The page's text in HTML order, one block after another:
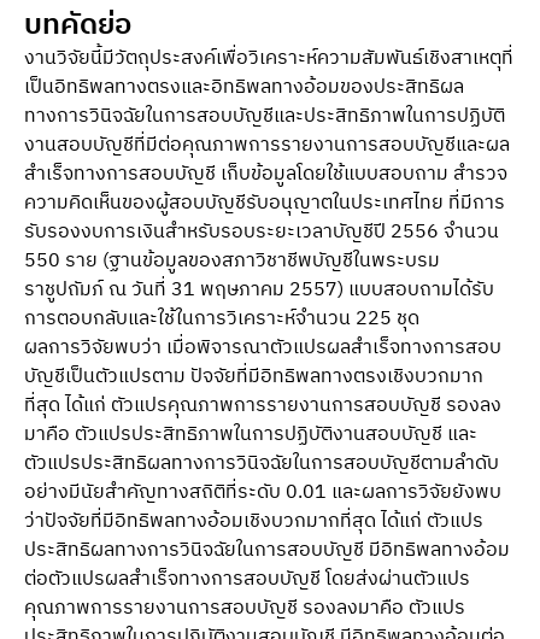
บทคัดย่อ
งานวิจัยนี้มีวัตถุประสงค์เพื่อวิเคราะห์ความสัมพันธ์เชิงสาเหตุที่
เป็นอิทธิพลทางตรงและอิทธิพลทางอ้อมของประสิทธิผล
ทางการวินิจฉัยในการสอบบัญชีและประสิทธิภาพในการปฏิบัติ
งานสอบบัญชีที่มีต่อคุณภาพการรายงานการสอบบัญชีและผล
สำเร็จทางการสอบบัญชี เก็บข้อมูลโดยใช้แบบสอบถาม สำรวจ
ความคิดเห็นของผู้สอบบัญชีรับอนุญาตในประเทศไทย ที่มีการ
รับรองงบการเงินสำหรับรอบระยะเวลาบัญชีปี 2556 จำนวน
550 ราย (ฐานข้อมูลของสภาวิชาชีพบัญชีในพระบรม
ราชูปถัมภ์ ณ วันที่ 31 พฤษภาคม 2557) แบบสอบถามได้รับ
การตอบกลับและใช้ในการวิเคราะห์จำนวน 225 ชุด
ผลการวิจัยพบว่า เมื่อพิจารณาตัวแปรผลสำเร็จทางการสอบ
บัญชีเป็นตัวแปรตาม ปัจจัยที่มีอิทธิพลทางตรงเชิงบวกมาก
ที่สุด ได้แก่ ตัวแปรคุณภาพการรายงานการสอบบัญชี รองลง
มาคือ ตัวแปรประสิทธิภาพในการปฏิบัติงานสอบบัญชี และ
ตัวแปรประสิทธิผลทางการวินิจฉัยในการสอบบัญชีตามลำดับ
อย่างมีนัยสำคัญทางสถิติที่ระดับ 0.01 และผลการวิจัยยังพบ
ว่าปัจจัยที่มีอิทธิพลทางอ้อมเชิงบวกมากที่สุด ได้แก่ ตัวแปร
ประสิทธิผลทางการวินิจฉัยในการสอบบัญชี มีอิทธิพลทางอ้อม
ต่อตัวแปรผลสำเร็จทางการสอบบัญชี โดยส่งผ่านตัวแปร
คุณภาพการรายงานการสอบบัญชี รองลงมาคือ ตัวแปร